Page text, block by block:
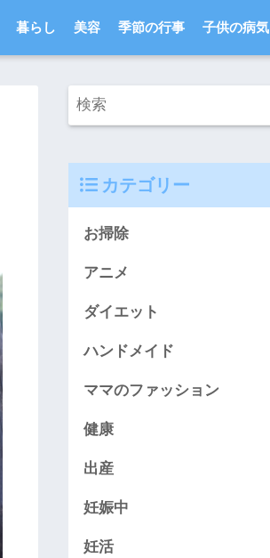
暮らし 美容 季節の行事 子供の病気
カテゴリー
お掃除
アニメ
ダイエット
ハンドメイド
ママのファッション
健康
出産
妊娠中
妊活